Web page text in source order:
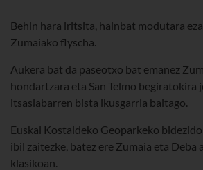
Behin hara iritsita, hainbat modutara
Zumaiako flyscha.
Aukera bat da paseotxo bat emanez
hondartzara eta San Telmo begiratokira
itsaslabarren bista ikusgarria baitago.
Euskal Kostaldeko Geoparkeko
ibil zaitezke, batez ere Zumaia eta
klasikoan.